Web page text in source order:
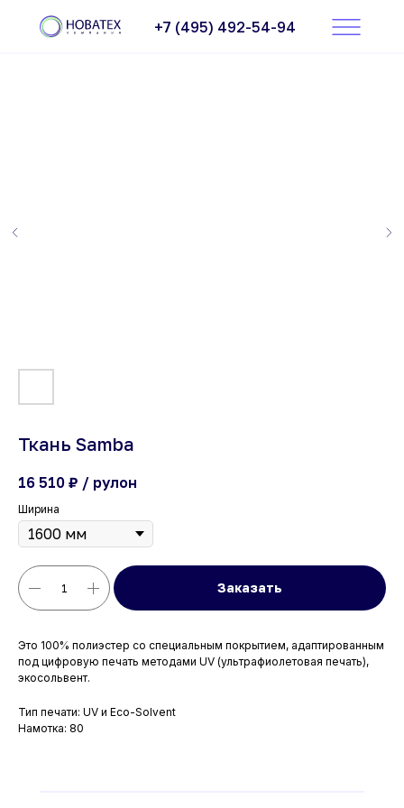
+7 (495) 492-54-94
Ткань Samba
16 510 ₽ / рулон
Ширина
Заказать
Это 100% полиэстер со специальным покрытием, адаптированным
под цифровую печать методами UV (ультрафиолетовая печать),
экосольвент.
Тип печати: UV и Eco-Solvent
Намотка: 80